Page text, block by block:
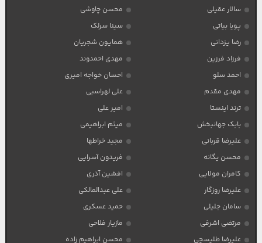
سالار عقیلی
محسن چاوشی
پویا بیاتی
سینا سرلک
رضا یزدانی
همایون شجریان
فرزاد فرزین
مهدی احمدوند
احمد سلو
احسان خواجه امیری
مهدی مقدم
علی لهراسبی
ترند اینستا
امیر علی
بابک جهانبخش
میثم ابراهیمی
علیرضا قربانی
مجید خراطها
محسن یگانه
فریدون آسرایی
کامران مولایی
افشین آذری
علیرضا روزگار
علی عبدالمالکی
سامان جلیلی
حمید عسکری
مرتضی اشرفی
مازیار فلاحی
علیرضا طلیسچی
محسن ابراهیم زاده